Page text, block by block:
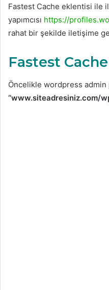
Fastest Cache eklentisi ile
yapımcısı https://
rahat bir şekilde iletişime
Fastest
Öncelikle wordpress admin
‘’www.siteadresiniz.com/